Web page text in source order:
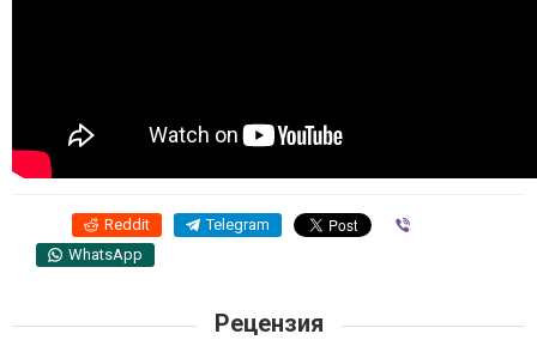
Reddit Telegram
WhatsApp
Рецензия